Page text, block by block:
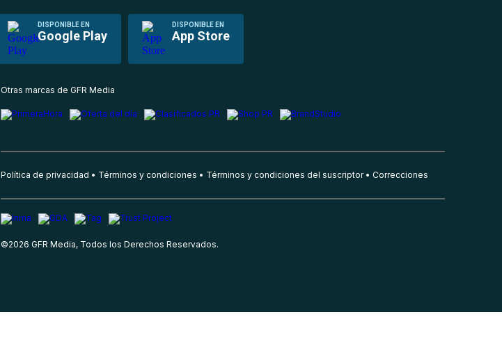
DISPONIBLE EN
Google Play
DISPONIBLE EN
App Store
Otras marcas de GFR Media
Política de privacidad Términos y condiciones Términos y condiciones del suscriptor Correcciones
©2026 GFR Media, Todos los Derechos Reservados.